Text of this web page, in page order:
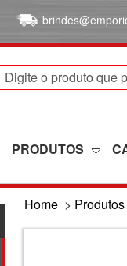
PRODUTOS
Home > Produtos